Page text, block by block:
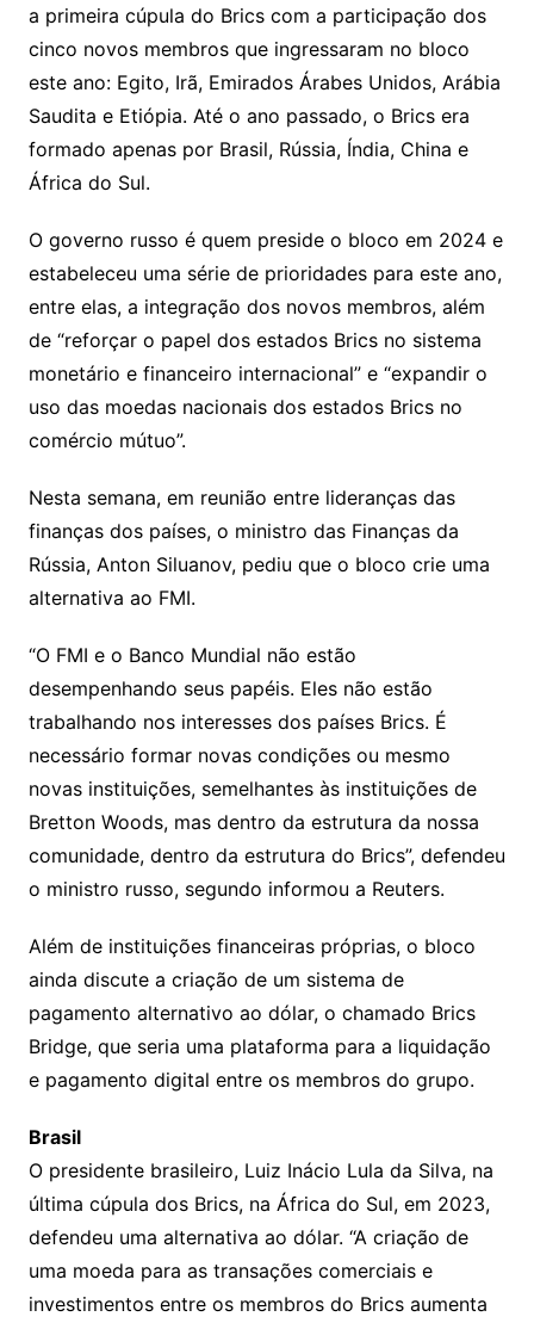
a primeira cúpula do Brics com a participação dos
cinco novos membros que ingressaram no bloco
este ano: Egito, Irã, Emirados Árabes Unidos, Arábia
Saudita e Etiópia. Até o ano passado, o Brics era
formado apenas por Brasil, Rússia, Índia, China e
África do Sul.
O governo russo é quem preside o bloco em 2024 e
estabeleceu uma série de prioridades para este ano,
entre elas, a integração dos novos membros, além
de “reforçar o papel dos estados Brics no sistema
monetário e financeiro internacional” e “expandir o
uso das moedas nacionais dos estados Brics no
comércio mútuo”.
Nesta semana, em reunião entre lideranças das
finanças dos países, o ministro das Finanças da
Rússia, Anton Siluanov, pediu que o bloco crie uma
alternativa ao FMI.
“O FMI e o Banco Mundial não estão
desempenhando seus papéis. Eles não estão
trabalhando nos interesses dos países Brics. É
necessário formar novas condições ou mesmo
novas instituições, semelhantes às instituições de
Bretton Woods, mas dentro da estrutura da nossa
comunidade, dentro da estrutura do Brics”, defendeu
o ministro russo, segundo informou a Reuters.
Além de instituições financeiras próprias, o bloco
ainda discute a criação de um sistema de
pagamento alternativo ao dólar, o chamado Brics
Bridge, que seria uma plataforma para a liquidação
e pagamento digital entre os membros do grupo.
Brasil
O presidente brasileiro, Luiz Inácio Lula da Silva, na
última cúpula dos Brics, na África do Sul, em 2023,
defendeu uma alternativa ao dólar. “A criação de
uma moeda para as transações comerciais e
investimentos entre os membros do Brics aumenta